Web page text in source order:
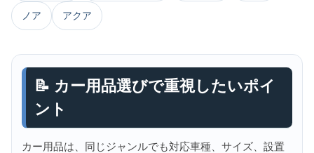
ノア アクア
📝 カー用品選びで重視したいポイ
ント
カー用品は、同じジャンルでも対応車種、サイズ、設置